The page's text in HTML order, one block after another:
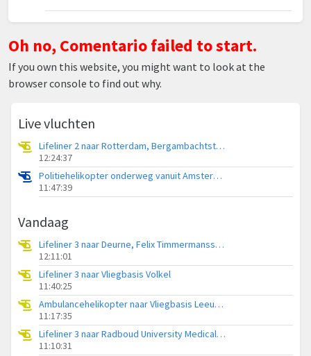
Oh no, Comentario failed to start.
If you own this website, you might want to look at the
browser console to find out why.
Live vluchten
Lifeliner 2 naar Rotterdam, Bergambachtstraat
12:24:37
Politiehelikopter onderweg vanuit Amsterdam Vliegveld Schiphol
11:47:39
Vandaag
Lifeliner 3 naar Deurne, Felix Timmermansstraat
12:11:01
Lifeliner 3 naar Vliegbasis Volkel
11:40:25
Ambulancehelikopter naar Vliegbasis Leeuwarden
11:17:35
Lifeliner 3 naar Radboud University Medical Center Heliport
11:10:31